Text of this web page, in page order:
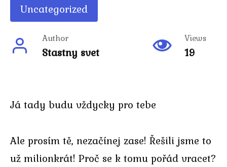
Uncategorized
Author
Stastny svet
Views
19
Já tady budu vždycky pro tebe
Ale prosím tě, nezačínej zase! Řešili jsme to
už milionkrát! Proč se k tomu pořád vracet?